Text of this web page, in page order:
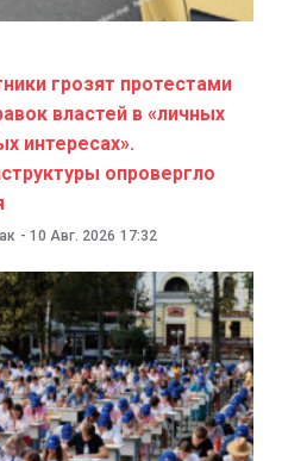
грозят протестами
властей в «личных
интересах».
опровергло
- 10 Авг. 2026 17:32